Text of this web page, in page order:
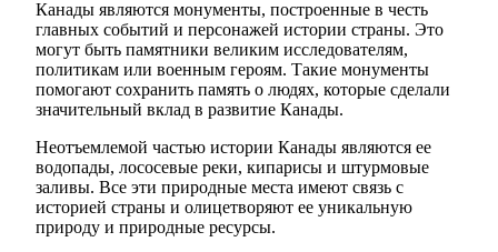
Канады являются монументы, построенные в честь
главных событий и персонажей истории страны. Это
могут быть памятники великим исследователям,
политикам или военным героям. Такие монументы
помогают сохранить память о людях, которые сделали
значительный вклад в развитие Канады.
Неотъемлемой частью истории Канады являются ее
водопады, лососевые реки, кипарисы и штурмовые
заливы. Все эти природные места имеют связь с
историей страны и олицетворяют ее уникальную
природу и природные ресурсы.